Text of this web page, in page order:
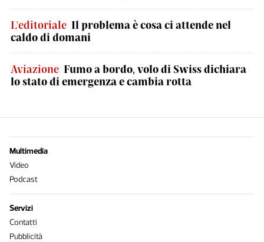
L'editoriale Il problema è cosa ci attende nel
caldo di domani
Aviazione Fumo a bordo, volo di Swiss dichiara
lo stato di emergenza e cambia rotta
Multimedia
Video
Podcast
Servizi
Contatti
Pubblicità